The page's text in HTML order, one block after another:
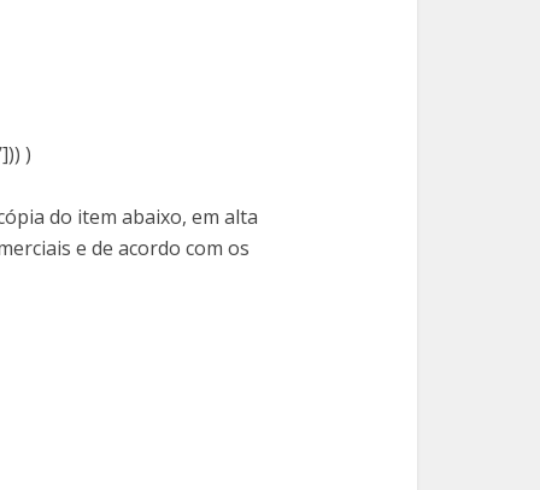
)
do item abaixo, em alta
e de acordo com os